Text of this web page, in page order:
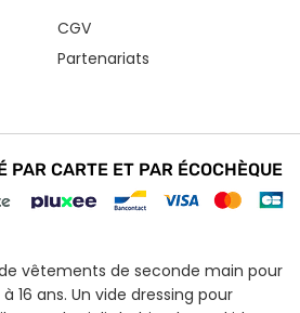
CGV
Partenariats
PAR CARTE ET PAR ÉCOCHÈQUE
vêtements de seconde main pour
16 ans. Un vide dressing pour